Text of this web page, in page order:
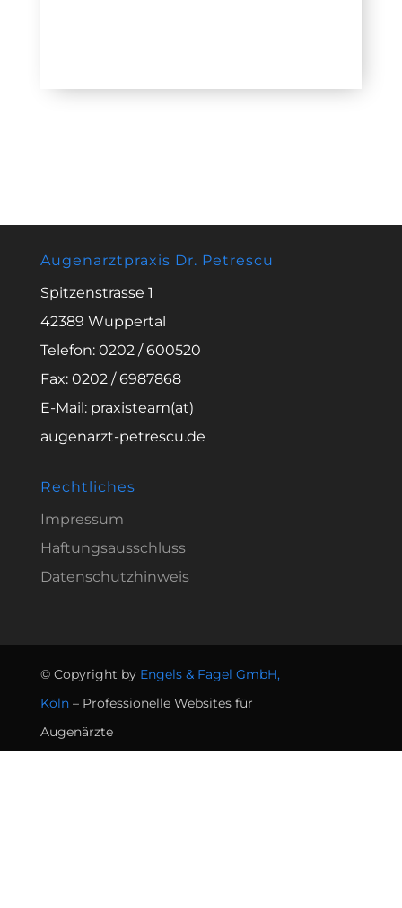
Augenarztpraxis Dr. Petrescu
Spitzenstrasse 1
42389 Wuppertal
Telefon: 0202 / 600520
Fax: 0202 / 6987868
E-Mail: praxisteam(at)
augenarzt-petrescu.de
Rechtliches
Impressum
Haftungsausschluss
Datenschutzhinweis
© Copyright by Engels & Fagel GmbH,
Köln– Professionelle Websites für
Augenärzte